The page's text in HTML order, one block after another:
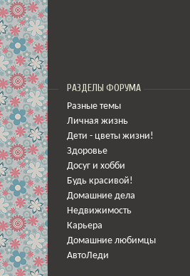
РАЗДЕЛЫ ФОРУМА
Разные темы
Личная жизнь
Дети - цветы жизни!
Здоровье
Досуг и хобби
Будь красивой!
Домашние дела
Недвижимость
Карьера
Домашние любимцы
АвтоЛеди